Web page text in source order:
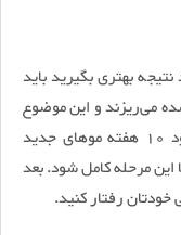
بهتری بگیرید باید
می‌ریزند و این موضوع
طبیعی است و جای نگرانی ندارد. بعد از حدود 10 هفته موهای جدید
6 ماه صبر کنید تا این مرحله کامل شود. بعد
خودتان رفتار کنید.